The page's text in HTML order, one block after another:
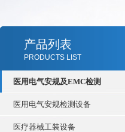
产品列表
PRODUCTS LIST
医用电气安规及EMC检测
医用电气安规检测设备
医疗器械工装设备